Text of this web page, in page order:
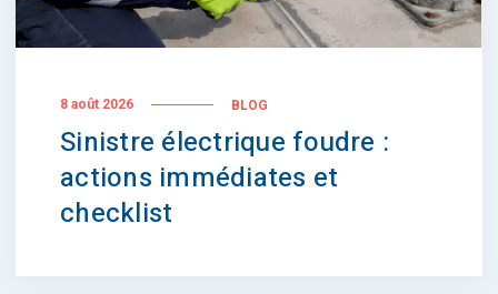
8 août 2026 BLOG
Sinistre électrique foudre :
actions immédiates et
checklist